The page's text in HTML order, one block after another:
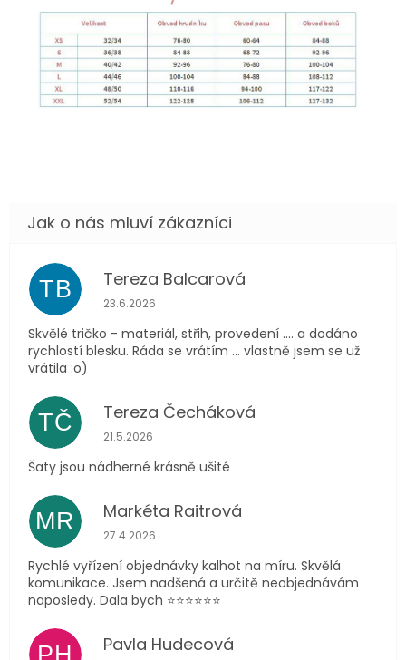
TB Tereza Balcarová
Hodnocení obchodu je 5 z 5 hvězdiček.
23.6.2026
Skvělé tričko - materiál, střih, provedení .... a dodáno
rychlostí blesku. Ráda se vrátím ... vlastně jsem se už
vrátila :o)
TČ Tereza Čecháková
Hodnocení obchodu je 5 z 5 hvězdiček.
21.5.2026
Šaty jsou nádherné krásně ušité
MR Markéta Raitrová
Hodnocení obchodu je 5 z 5 hvězdiček.
27.4.2026
Rychlé vyřízení objednávky kalhot na míru. Skvělá
komunikace. Jsem nadšená a určitě neobjednávám
naposledy. Dala bych ⭐️⭐️⭐️⭐️⭐️⭐️
PH Pavla Hudecová